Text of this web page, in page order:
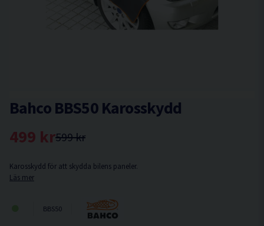
Bahco BBS50 Karosskydd
599 kr
499 kr
Karosskydd för att skydda bilens paneler.
Läs mer
BBS50